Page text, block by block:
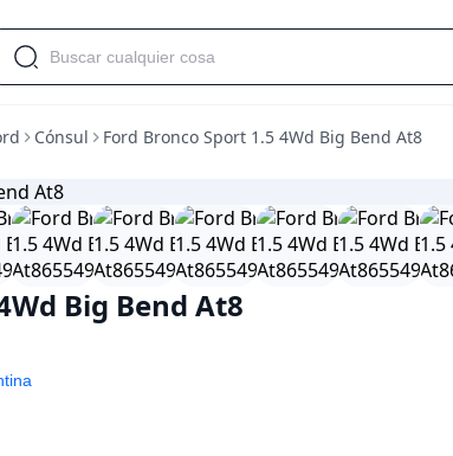
Cónsul Ford Bronco Sport 1.5 4Wd Big Bend At8
Big Bend At8